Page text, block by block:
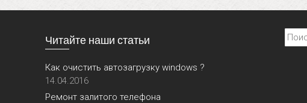
Читайте наши статьи
Как очистить автозагрузку windows ?
14.04.2016
Ремонт залитого телефона